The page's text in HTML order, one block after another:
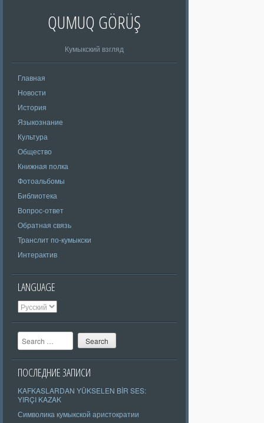
QUMUQ GÖRÜŞ
Кумыкский взгляд
Главная
Новости
История
Языкознание
Культура
Общество
Книжная полка
Фотоальбомы
Библиотека
Вопрос-ответ
Обратная связь
Транслит по-кумыкски
Интерактив
LANGUAGE
Search
ПОСЛЕДНИЕ ЗАПИСИ
KAFKASLARDAN YÜKSELEN BİR SES:
YIRÇI KAZAK
Символика кумыкской аристократии